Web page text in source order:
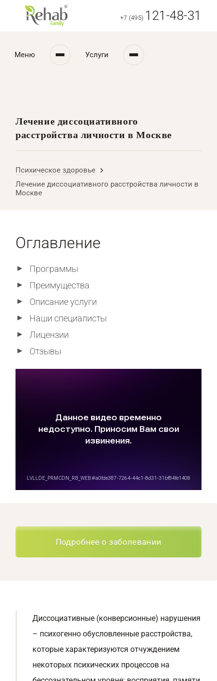
+7 (495) 121-48-31
Меню Услуги
Лечение диссоциативного
расстройства личности в Москве
Психическое здоровье
Лечение диссоциативного расстройства личности в
Москве
Оглавление
Программы
Преимущества
Описание услуги
Наши специалисты
Лицензии
Отзывы
Подробнее о заболевании
Диссоциативные (конверсионные) нарушения
– психогенно обусловленные расстройства,
которые характеризуются отчуждением
некоторых психических процессов на